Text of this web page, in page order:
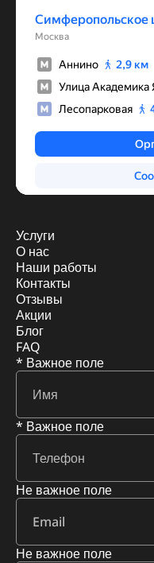
Услуги
О нас
Наши работы
Контакты
Отзывы
Акции
Блог
FAQ
* Важное поле
* Важное поле
Не важное поле
Не важное поле